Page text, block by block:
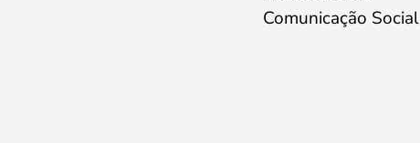
Comunicação Social